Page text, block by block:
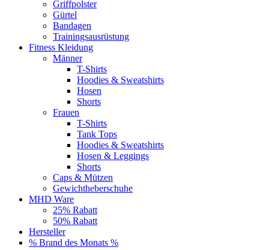
Griffpolster
Gürtel
Bandagen
Trainingsausrüstung
Fitness Kleidung
Männer
T-Shirts
Hoodies & Sweatshirts
Hosen
Shorts
Frauen
T-Shirts
Tank Tops
Hoodies & Sweatshirts
Hosen & Leggings
Shorts
Caps & Mützen
Gewichtheberschuhe
MHD Ware
25% Rabatt
50% Rabatt
Hersteller
% Brand des Monats %